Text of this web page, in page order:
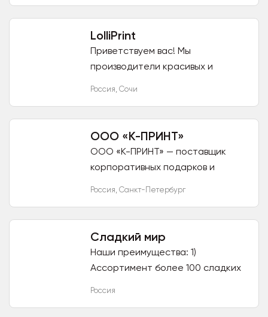
LolliPrint
Приветствуем вас! Мы
производители красивых и
Россия, Сочи
ООО «К-ПРИНТ»
ООО «К-ПРИНТ» — поставщик
корпоративных подарков и
бизнеса. Работаем с юрлицами и
Россия, Санкт-Петербург
Сладкий мир
Наши преимущества: 1)
Ассортимент более 100 сладких
Россия